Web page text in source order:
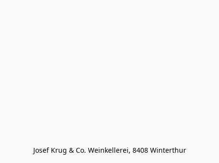
Josef Krug & Co. Weinkellerei, 8408 Winterthur